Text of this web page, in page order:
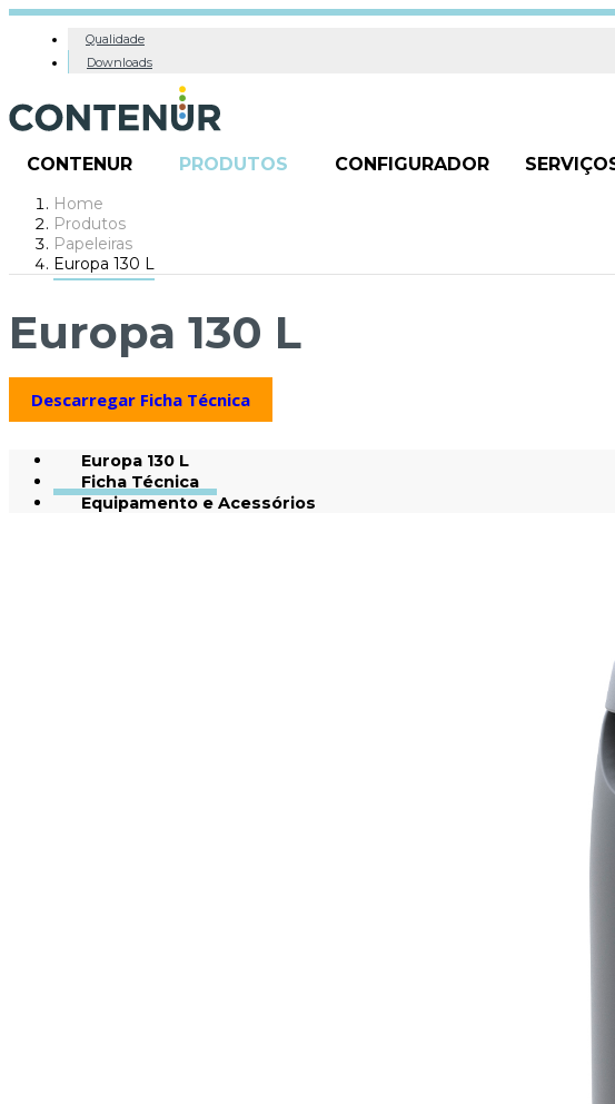
Qualidade
Downloads
CONTENUR PRODUTOS CONFIGURADOR
Home
Produtos
Papeleiras
Europa 130 L
Europa 130 L
Descarregar Ficha Técnica
Europa 130 L
Ficha Técnica
Equipamento e Acessórios